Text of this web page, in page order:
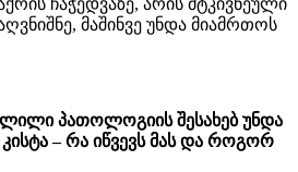
მაშინვე უნდა მიამრთოს
პათოლოგიის შესახებ უნდა
– რა იწვევს მას და როგორ